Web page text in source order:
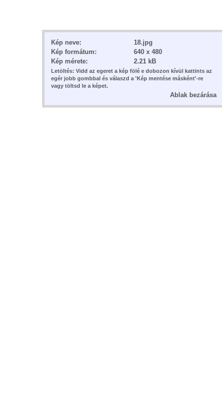
Kép neve:
18.jpg
Kép formátum:
640 x 480
Kép mérete:
2.21 kB
Letöltés: Vidd az egeret a kép fölé e dobozon kívül kattints az
egér jobb gombbal és válaszd a 'Kép mentése másként'-re
vagy töltsd le a képet.
Ablak bezárása